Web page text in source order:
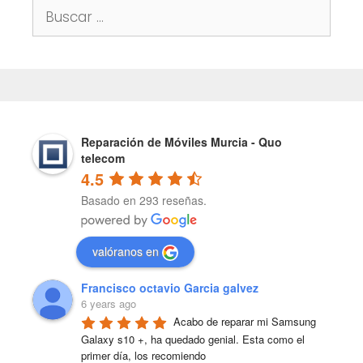
Buscar:
Reparación de Móviles Murcia - Quo
telecom
4.5
Basado en 293 reseñas.
valóranos en
Francisco octavio Garcia galvez
6 years ago
Acabo de reparar mi Samsung
Galaxy s10 +, ha quedado genial. Esta como el
primer día, los recomiendo